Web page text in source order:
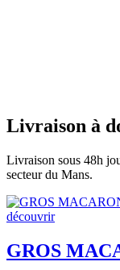
Livraison à
Livraison sous 48h
secteur du Mans.
découvrir
GROS